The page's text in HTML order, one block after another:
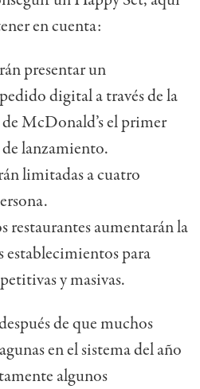
en cuenta:
presentar un
digital a través de la
McDonald’s el primer
lanzamiento.
limitadas a cuatro
restaurantes aumentarán la
establecimientos para
y masivas.
de que muchos
en el sistema del año
algunos